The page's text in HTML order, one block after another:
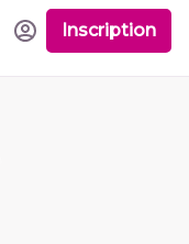
Inscription